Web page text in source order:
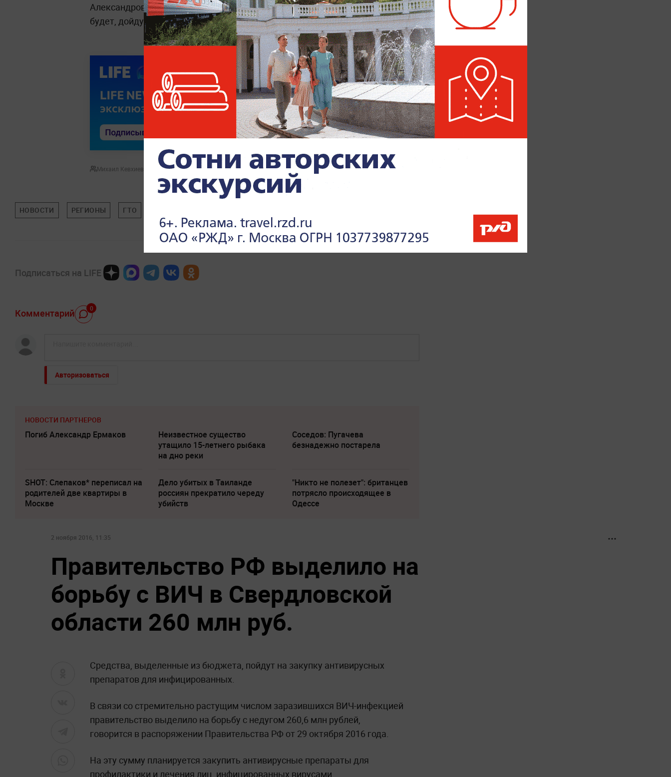
Александрович. — Но я всё равно планирую сдать нормативы. Если нужно
будет, дойду до губернатора и президента.
Михаил Кевхиев
НОВОСТИ РЕГИОНЫ ГТО
Подписаться на LIFE
Комментарий 0
Авторизоваться
НОВОСТИ ПАРТНЕРОВ
Погиб Александр Ермаков
Неизвестное существо
утащило 15-летнего рыбака
на дно реки
Соседов: Пугачева
безнадежно постарела
SHOT: Слепаков* переписал на
родителей две квартиры в
Москве
Дело убитых в Таиланде
россиян прекратило череду
убийств
"Никто не полезет": британцев
потрясло происходящее в
Одессе
2 ноября 2016, 11:35
Правительство РФ выделило на
борьбу с ВИЧ в Свердловской
области 260 млн руб.
Средства, выделенные из бюджета, пойдут на закупку антивирусных
препаратов для инфицированных.
В связи со стремительно растущим числом заразившихся ВИЧ-инфекцией
правительство выделило на борьбу с недугом 260,6 млн рублей,
говорится в распоряжении Правительства РФ от 29 октября 2016 года.
На эту сумму планируется закупить антивирусные препараты для
профилактики и лечения лиц, инфицированных вирусами